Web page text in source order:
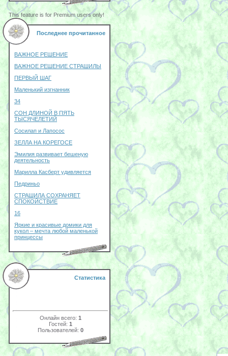
This feature is for Premium users only!
Последнее прочитанное
ВАЖНОЕ РЕШЕНИЕ
ВАЖНОЕ РЕШЕНИЕ СТРАШИЛЫ
ПЕРВЫЙ ШАГ
Маленький изгнанник
34
СОН ДЛИНОЙ В ПЯТЬ
ТЫСЯЧЕЛЕТИЙ
Сосилап и Лапосос
ЗЕЛЛА НА КОРЕГОСЕ
Эмилия развивает бешеную
деятельность
Марилла Касберт удивляется
Педриньо
СТРАШИЛА СОХРАНЯЕТ
СПОКОЙСТВИЕ
16
Яркие и красивые домики для
кукол – мечта любой маленькой
принцессы
Статистика
Онлайн всего: 1
Гостей: 1
Пользователей: 0